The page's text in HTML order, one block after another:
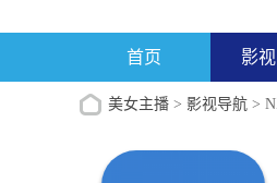
首页 影
美女主播 > 影视导航 >